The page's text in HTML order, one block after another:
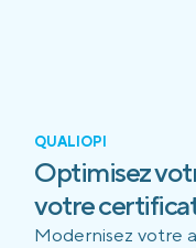
QUALIOPI
Optimisez
votre
Modernisez votre